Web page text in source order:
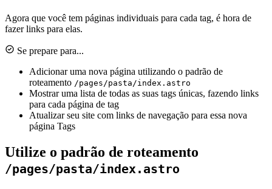
Agora que você tem páginas individuais para cada tag, é hora de
fazer links para elas.
Se prepare para...
Adicionar uma nova página utilizando o padrão de
roteamento /pages/pasta/index.astro
Mostrar uma lista de todas as suas tags únicas, fazendo links
para cada página de tag
Atualizar seu site com links de navegação para essa nova
página Tags
Utilize o padrão de roteamento
/pages/pasta/index.astro